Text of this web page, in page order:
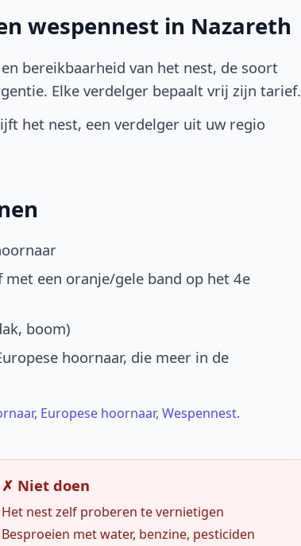
wespennest in Nazareth
bereikbaarheid van het nest, de soort
Elke verdelger bepaalt vrij zijn tarief.
het nest, een verdelger uit uw regio
een oranje/gele band op het 4e
boom)
hoornaar, die meer in de
, Europese hoornaar, Wespennest.
✗ Niet doen
Het nest zelf proberen te vernietigen
Besproeien met water, benzine, pesticiden